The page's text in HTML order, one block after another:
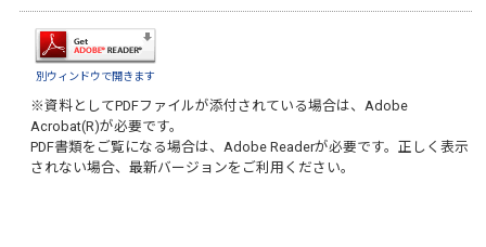
別ウィンドウで開きます
※資料としてPDFファイルが添付されている場合は、 Adobe
Acrobat(R)が必要です。
PDF書類をご覧になる場合は、 Adobe Readerが必要です。正しく表示
されない場合、最新バージョンをご利用ください。